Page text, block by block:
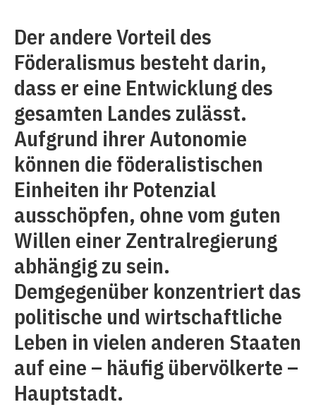
Der andere Vorteil des
Föderalismus besteht darin,
dass er eine Entwicklung des
gesamten Landes zulässt.
Aufgrund ihrer Autonomie
können die föderalistischen
Einheiten ihr Potenzial
ausschöpfen, ohne vom guten
Willen einer Zentralregierung
abhängig zu sein.
Demgegenüber konzentriert das
politische und wirtschaftliche
Leben in vielen anderen Staaten
auf eine – häufig übervölkerte –
Hauptstadt.